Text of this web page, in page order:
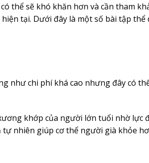
thể sẽ khó khăn hơn và cần tham
tại. Dưới đây là một số bài tập thể
như chi phí khá cao nhưng đây có
khớp của người lớn tuổi nhờ lực
tự nhiên giúp cơ thể người già khỏe